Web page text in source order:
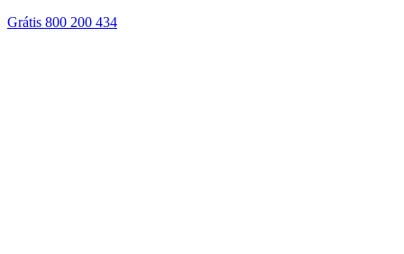
Grátis 800 200 434